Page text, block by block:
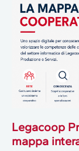
Legacoop
mappa